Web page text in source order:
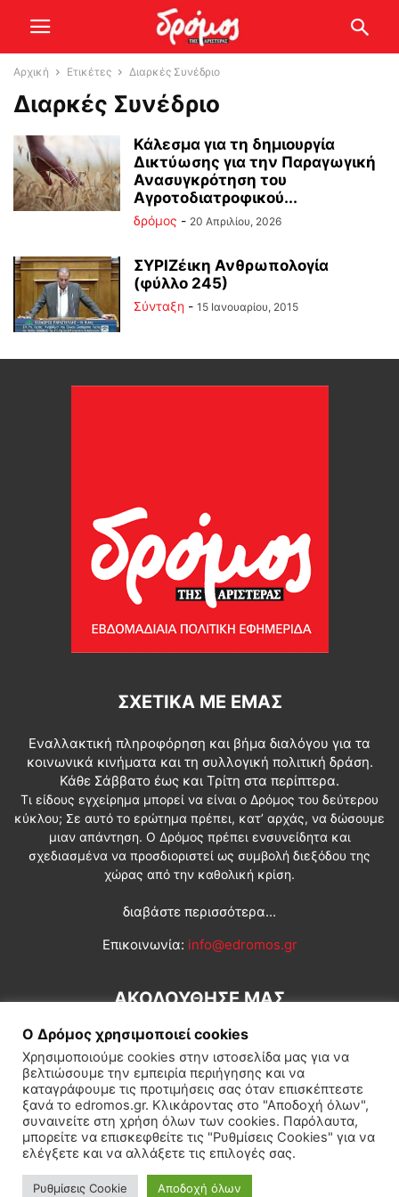
Αρχική Ετικέτες Διαρκές Συνέδριο
Διαρκές Συνέδριο
Κάλεσμα για τη δημιουργία
Δικτύωσης για την Παραγωγική
Ανασυγκρότηση του
Αγροτοδιατροφικού...
δρόμος - 20 Απριλίου, 2026
ΣΥΡΙΖέικη Ανθρωπολογία
(φύλλο 245)
Σύνταξη - 15 Ιανουαρίου, 2015
ΣΧΕΤΙΚΆ ΜΕ ΕΜΆΣ
Εναλλακτική πληροφόρηση και βήμα διαλόγου για τα
κοινωνικά κινήματα και τη συλλογική πολιτική δράση.
Κάθε Σάββατο έως και Τρίτη στα περίπτερα.
Τι είδους εγχείρημα μπορεί να είναι ο Δρόμος του δεύτερου
κύκλου; Σε αυτό το ερώτημα πρέπει, κατ’ αρχάς, να δώσουμε
μιαν απάντηση. Ο Δρόμος πρέπει ενσυνείδητα και
σχεδιασμένα να προσδιοριστεί ως συμβολή διεξόδου της
χώρας από την καθολική κρίση.
διαβάστε περισσότερα...
Επικοινωνία: info@edromos.gr
ΑΚΟΛΟΥΘΗΣΕ ΜΑΣ
Εγγραφή συνδρομητή Πολιτική Διεθνή Κοινωνία
Πολιτισμός Αφιερώματα
Ο Δρόμος χρησιμοποιεί cookies
Χρησιμοποιούμε cookies στην ιστοσελίδα μας για να
βελτιώσουμε την εμπειρία περιήγησης και να
καταγράφουμε τις προτιμήσεις σας όταν επισκέπτεστε
ξανά το edromos.gr. Κλικάροντας στο "Αποδοχή όλων",
συναινείτε στη χρήση όλων των cookies. Παρόλαυτα,
μπορείτε να επισκεφθείτε τις "Ρυθμίσεις Cookies" για να
ελέγξετε και να αλλάξετε τις επιλογές σας.
Ρυθμίσεις Cookie Αποδοχή όλων